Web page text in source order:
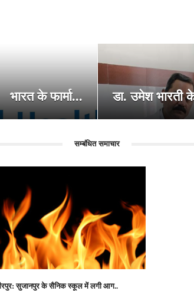
भारत के फार्मा... डा. उमेश भारती
सम्बंधित समाचार
सुजानपुर के सैनिक स्कूल में लगी आग..